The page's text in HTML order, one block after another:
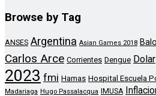
Browse by Tag
ANSES Argentina Asian Games 2018
Carlos Arce Corrientes Dengue Dolar
2023 fmi Hamas Hospital Escuela
Madariaga Hugo Passalacqua IMUSA